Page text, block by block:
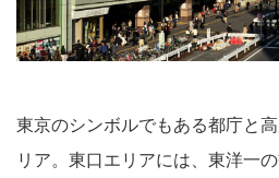
東京のシンボルでもある都庁と
リア。東口エリアには、東洋一